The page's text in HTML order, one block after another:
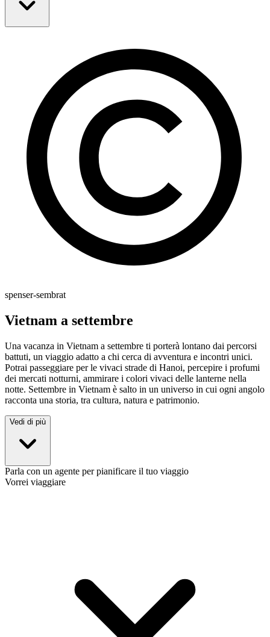
spenser-sembrat
Vietnam a settembre
Una vacanza in Vietnam a settembre ti porterà lontano dai percorsi
battuti, un viaggio adatto a chi cerca di avventura e incontri unici.
Potrai passeggiare per le vivaci strade di Hanoi, percepire i profumi
dei mercati notturni, ammirare i colori vivaci delle lanterne nella
notte. Settembre in Vietnam è salto in un universo in cui ogni angolo
racconta una storia, tra cultura, natura e patrimonio.
Vedi di più
Parla con un agente per pianificare il tuo viaggio
Vorrei viaggiare